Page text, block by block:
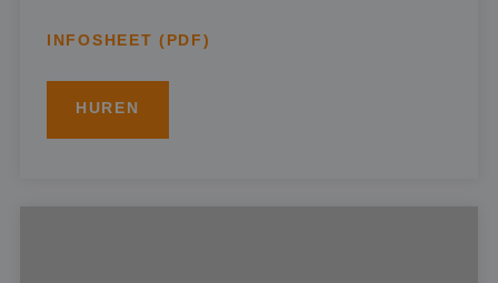
INFOSHEET (PDF)
HUREN